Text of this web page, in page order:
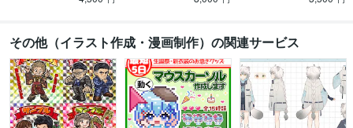
その他（イラスト作成・漫画制作）の関連サービス